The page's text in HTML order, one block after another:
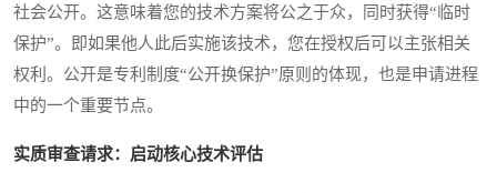
社会公开。这意味着您的技术方案将公之于众，同时获得“临时
保护”。即如果他人此后实施该技术，您在授权后可以主张相关
权利。公开是专利制度“公开换保护”原则的体现，也是申请进程
中的一个重要节点。
实质审查请求：启动核心技术评估